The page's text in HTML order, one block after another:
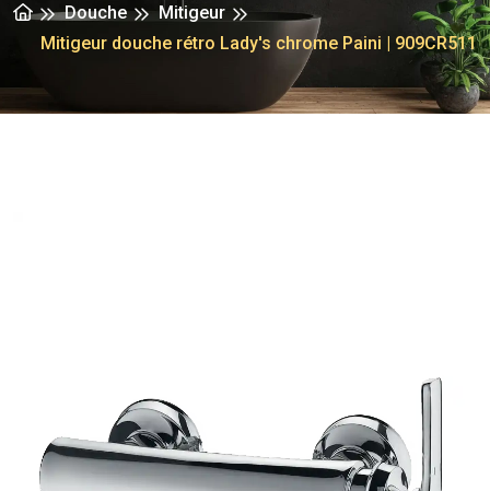
Douche
Mitigeur
Mitigeur douche rétro Lady's chrome Paini | 909CR511